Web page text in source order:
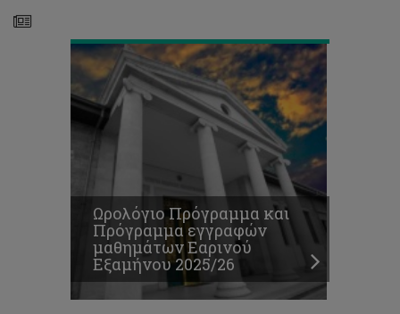
Ωρολόγιο Πρόγραμμα και
Πρόγραμμα εγγραφών
μαθημάτων Εαρινού
Εξαμήνου 2025/26
παρακολούθηση
μαθημάτων
Περιστασιακής
Φοίτησης,
Εαρινό
Εξάμηνο
2025/26